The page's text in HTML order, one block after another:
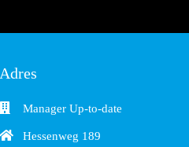
Adres
Manager Up-to-date
Hessenweg 189